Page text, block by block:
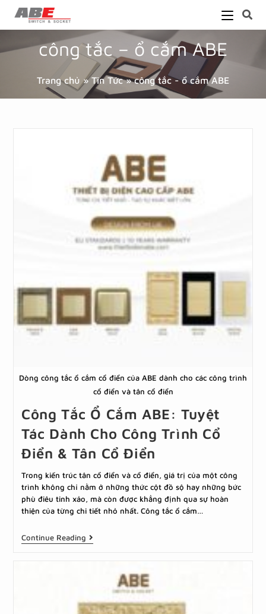
công tắc – ổ cắm ABE
Trang chủ »Tin Tức»công tắc - ổ cắm ABE
Dòng công tắc ổ cắm cổ điển của ABE dành cho các công trình
cổ điển và tân cổ điển
Công Tắc Ổ Cắm ABE: Tuyệt
Tác Dành Cho Công Trình Cổ
Điển & Tân Cổ Điển
Trong kiến trúc tân cổ điển và cổ điển, giá trị của một công
trình không chỉ nằm ở những thức cột đồ sộ hay những bức
phù điêu tinh xảo, mà còn được khẳng định qua sự hoàn
thiện của từng chi tiết nhỏ nhất. Công tắc ổ cắm…
Continue Reading